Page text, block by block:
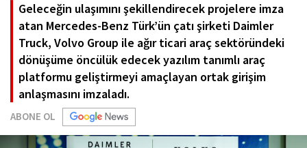
Geleceğin ulaşımını şekillendirecek projelere imza
atan Mercedes-Benz Türk’ün çatı şirketi Daimler
Truck, Volvo Group ile ağır ticari araç sektöründeki
dönüşüme öncülük edecek yazılım tanımlı araç
platformu geliştirmeyi amaçlayan ortak girişim
anlaşmasını imzaladı.
ABONE OL